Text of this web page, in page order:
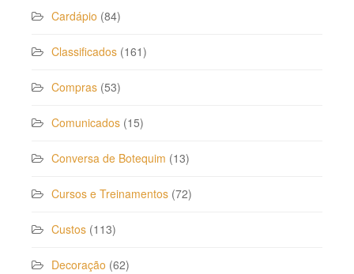
Cardápio (84)
Classificados (161)
Compras (53)
Comunicados (15)
Conversa de Botequim (13)
Cursos e Treinamentos (72)
Custos (113)
Decoração (62)